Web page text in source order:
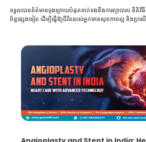
ទទួលបានព័ត៌មានចុងក្រោយបំផុតទាក់ទងនឹងការព្យាបាល នីតិវិធី
ព័ន្ធផ្សេងទៀត ដើម្បីធ្វើឱ្យជីវិតរបស់អ្នកមានសុខភាពល្អ និងប្រស